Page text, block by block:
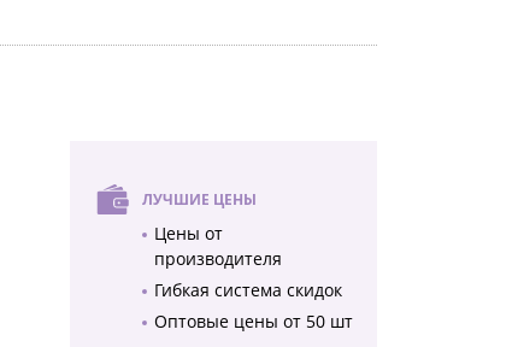
ЛУЧШИЕ ЦЕНЫ
Цены от
производителя
Гибкая система скидок
Оптовые цены от 50 шт